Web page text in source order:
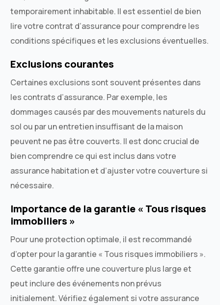
temporairement inhabitable. Il est essentiel de bien
lire votre contrat d’assurance pour comprendre les
conditions spécifiques et les exclusions éventuelles.
Exclusions courantes
Certaines exclusions sont souvent présentes dans
les contrats d’assurance. Par exemple, les
dommages causés par des mouvements naturels du
sol ou par un entretien insuffisant de la maison
peuvent ne pas être couverts. Il est donc crucial de
bien comprendre ce qui est inclus dans votre
assurance habitation et d’ajuster votre couverture si
nécessaire.
Importance de la garantie « Tous risques
immobiliers »
Pour une protection optimale, il est recommandé
d’opter pour la garantie « Tous risques immobiliers ».
Cette garantie offre une couverture plus large et
peut inclure des événements non prévus
initialement. Vérifiez également si votre assurance